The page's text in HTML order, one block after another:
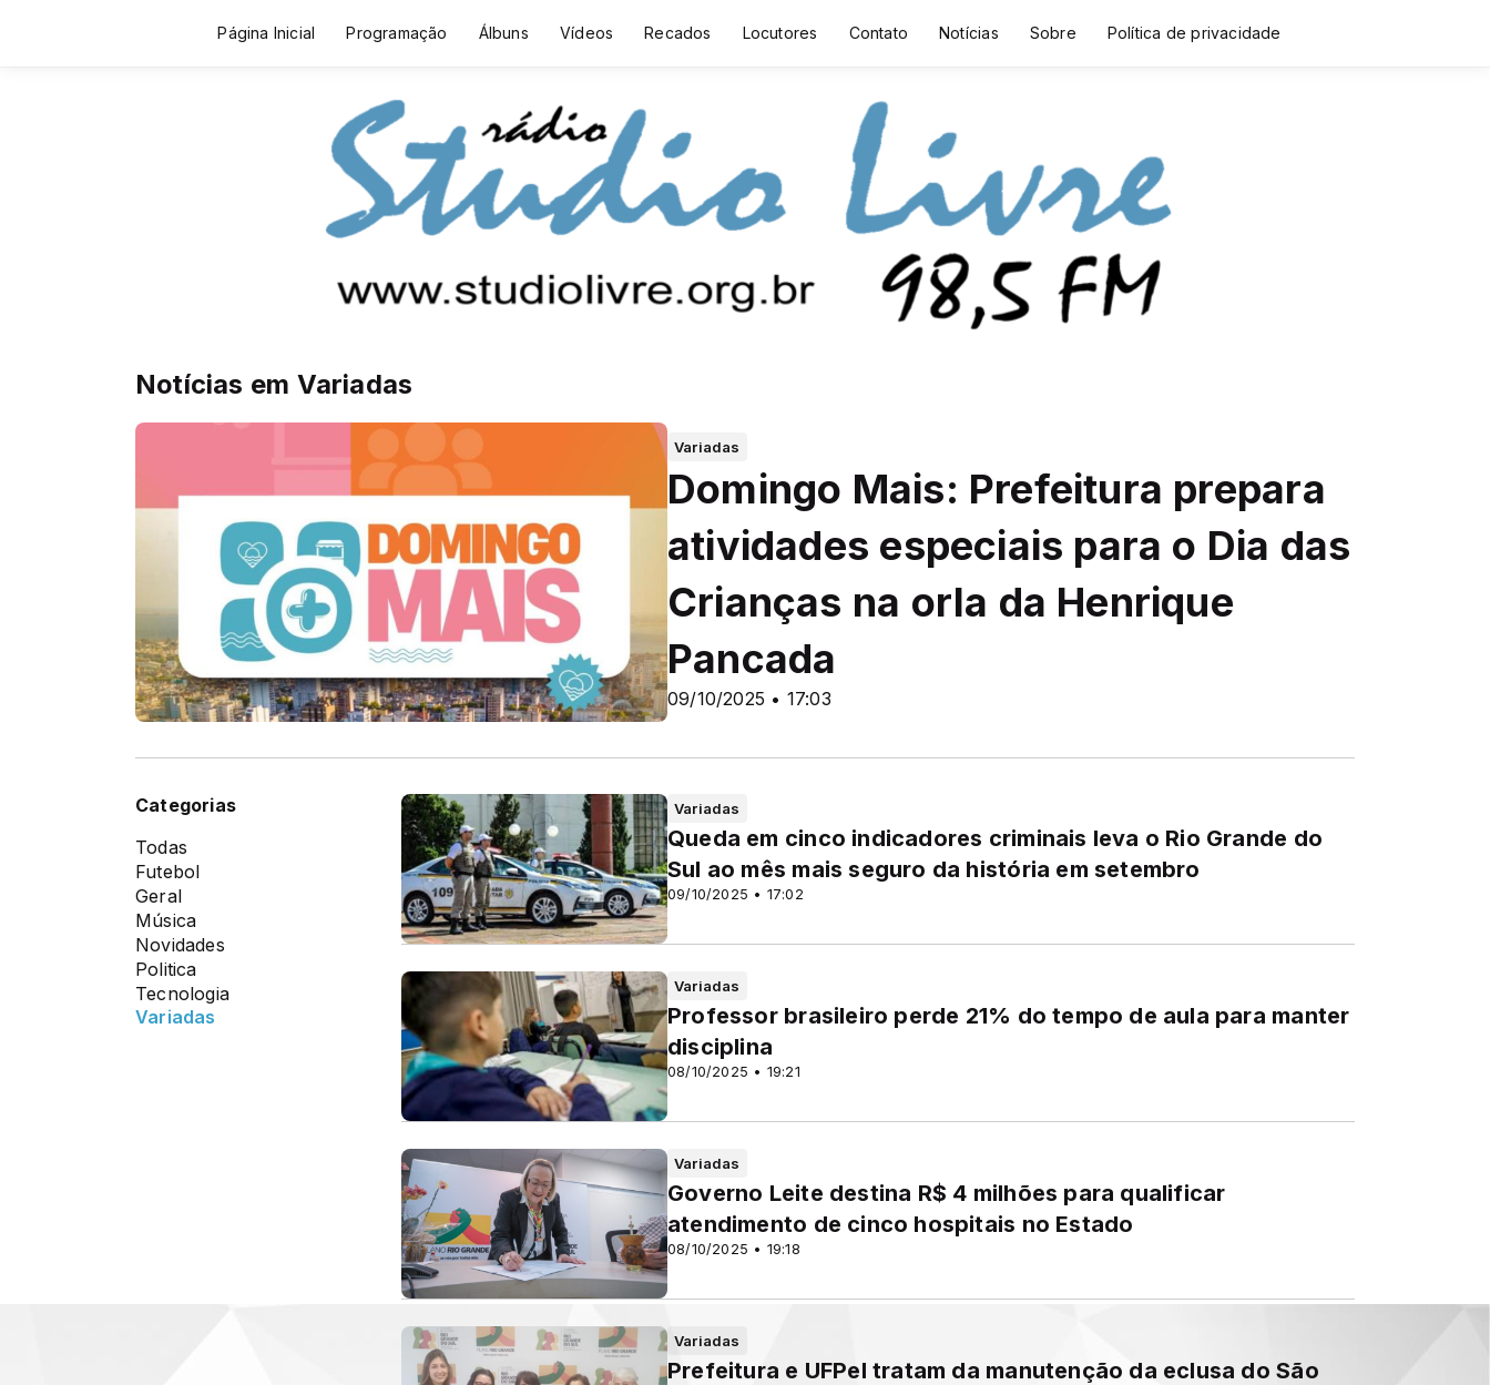
Página Inicial Programação Álbuns Vídeos Recados Locutores Contato Notícias Sobre Política de privacidade
Notícias em Variadas
Variadas
09/10/2025 • 17:03
Domingo Mais: Prefeitura prepara
atividades especiais para o Dia das
Crianças na orla da Henrique
Pancada
Categorias
Todas
Futebol
Geral
Música
Novidades
Politica
Tecnologia
Variadas
Variadas
09/10/2025 • 17:02
Queda em cinco indicadores criminais leva o Rio Grande do
Sul ao mês mais seguro da história em setembro
Variadas
08/10/2025 • 19:21
Professor brasileiro perde 21% do tempo de aula para manter
disciplina
Variadas
08/10/2025 • 19:18
Governo Leite destina R$ 4 milhões para qualificar
atendimento de cinco hospitais no Estado
Variadas
Prefeitura e UFPel tratam da manutenção da eclusa do São